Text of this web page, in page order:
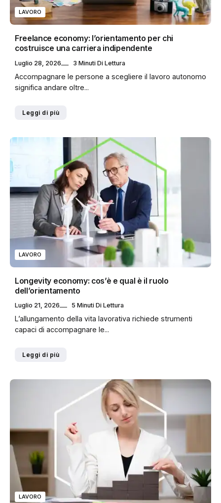
LAVORO
Freelance economy: l’orientamento per chi
costruisce una carriera indipendente
Luglio 28, 2026 3 Minuti Di Lettura
Accompagnare le persone a scegliere il lavoro autonomo
significa andare oltre...
Leggi di più
LAVORO
Longevity economy: cos’è e qual è il ruolo
dell’orientamento
Luglio 21, 2026 5 Minuti Di Lettura
L’allungamento della vita lavorativa richiede strumenti
capaci di accompagnare le...
Leggi di più
LAVORO